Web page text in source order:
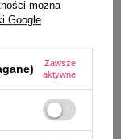
189,90 zł / l
koszyka
można
Google
Zawsze
aktywne